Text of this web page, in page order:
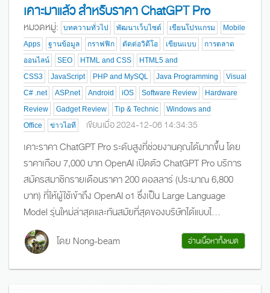
เคาะมาแล้ว สำหรับราคา ChatGPT Pro
หมวดหมู่: บทความทั่วไป พัฒนาเว็บไซต์ เขียนโปรแกรม
Mobile
Apps
ฐานข้อมูล กราฟฟิก ตัดต่อวิดีโอ เขียนแบบ
การตลาด
ออนไลน์
SEO HTML and CSS
HTML5 and
CSS3
JavaScript PHP and MySQL Java Programming
Visual
C# .net
ASP.net Android iOS Software Review
Hardware
Review
Gadget Review Tip & Technic
Windows and
Office
ข่าวไอที เขียนเมื่อ 2024-12-06 14:34:35
เคาะราคา ChatGPT Pro ระดับสูงที่ช่วยงานคุณได้มากขึ้น โดย
ราคาเกือบ 7,000 บาท OpenAI เปิดตัว ChatGPT Pro บริการ
สมัครสมาชิกรายเดือนราคา 200 ดอลลาร์ (ประมาณ 6,800
บาท) ที่ให้ผู้ใช้เข้าถึง OpenAI o1 ซึ่งเป็น Large Language
Model รุ่นใหม่ล่าสุดและทันสมัยที่สุดของบริษัทได้แบบไ...
โดย Nong-beam อ่านเนื้อหาทั้งหมด